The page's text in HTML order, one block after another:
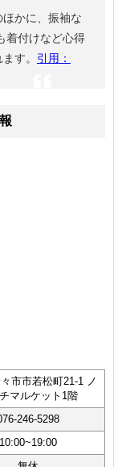
かに、振袖な
着付けなど心得
す。 引用：
市市若松町21-1 ノ
マルケット1階
246-5298
10:00~19:00